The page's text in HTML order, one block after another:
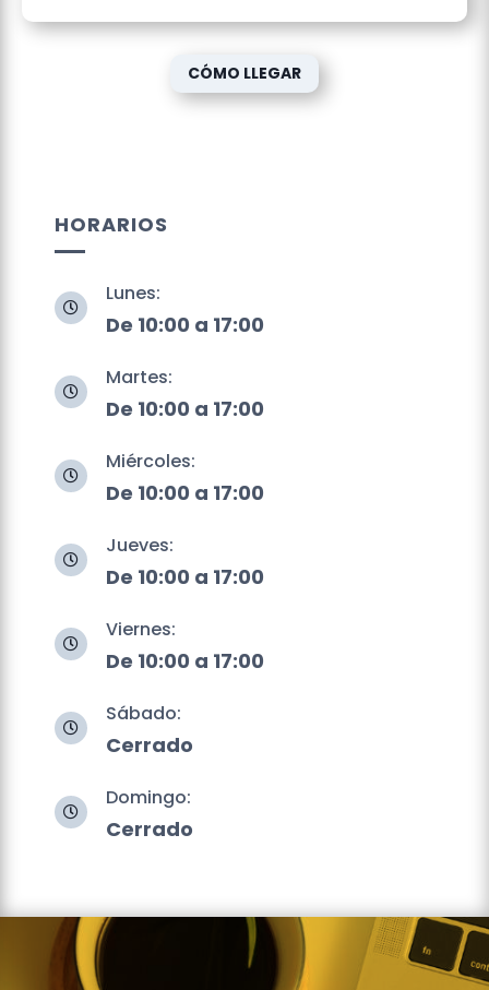
CÓMO LLEGAR
HORARIOS

Lunes:
De 10:00 a 17:00

Martes:
De 10:00 a 17:00

Miércoles:
De 10:00 a 17:00

Jueves:
De 10:00 a 17:00

Viernes:
De 10:00 a 17:00

Sábado:
Cerrado

Domingo:
Cerrado